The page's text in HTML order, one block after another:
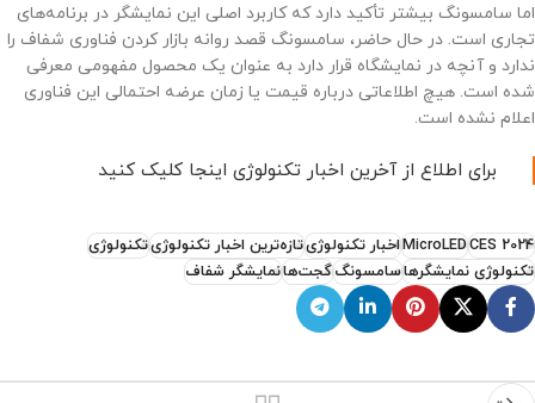
اما سامسونگ بیشتر تأکید دارد که کاربرد اصلی این نمایشگر در برنامه‌های
تجاری است. در حال حاضر، سامسونگ قصد روانه بازار کردن فناوری شفاف را
ندارد و آنچه در نمایشگاه قرار دارد به عنوان یک محصول مفهومی معرفی
شده است. هیچ اطلاعاتی درباره قیمت یا زمان عرضه احتمالی این فناوری
اعلام نشده است.
برای اطلاع از آخرین اخبار تکنولوژی اینجا کلیک کنید
CES 2024
MicroLEDاخبار تکنولوژیتازه‌ترین اخبار تکنولوژیتکنولوژی
تکنولوژی نمایشگرهاسامسونگگجت‌هانمایشگر شفاف